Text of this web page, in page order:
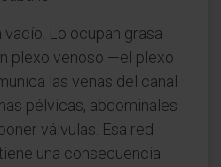
Lo ocupan grasa
plexo venoso —el plexo
las venas del canal
pélvicas, abdominales
válvulas. Esa red
una consecuencia